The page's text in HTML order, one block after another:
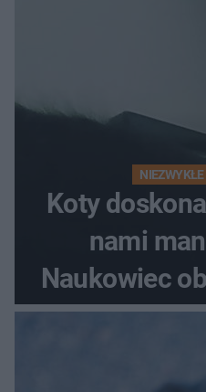
Koty
nami
Naukowiec
od lat mity